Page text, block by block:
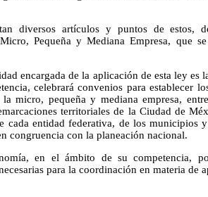
diversos artículos y puntos de estos,
Pequeña y Mediana Empresa, que
encargada de la aplicación de esta ley es
celebrará convenios para establecer
micro, pequeña y mediana empresa,
territoriales de la Ciudad de
cada entidad federativa, de los municipios
congruencia con la planeación nacional.
en el ámbito de su competencia,
para la coordinación en materia de